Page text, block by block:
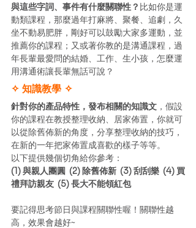
與這些字詞、事件有什麼關聯性？ 比如你是運
動類課程，那麼過年打麻將、聚餐、追劇，久
坐不動易肥胖，剛好可以鼓勵大家多運動，並
推薦你的課程；又或著你教的是溝通課程，過
年長輩最愛問的結婚、工作、生小孩，怎麼運
用溝通術讓長輩無話可說？
✧ 知識教學 ✧
針對你的產品特性，發布相關的知識文 ，假設
你的課程在教授整理收納、居家佈置，你就可
以從除舊佈新的角度，分享整理收納的技巧，
在新的一年把家佈置成喜歡的樣子等等。
以下提供幾個切角給你參考：
(1) 與親人團圓  (2) 除舊佈新  (3) 刮刮樂  (4) 買
禮拜訪親友  (5) 長大不能領紅包
要記得思考節日與課程關聯性喔！關聯性越
高，效果會越好~